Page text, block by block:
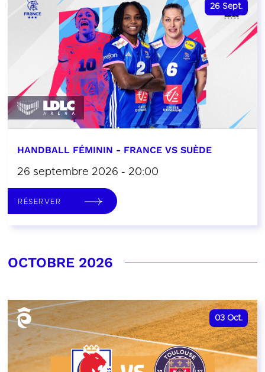
26 Sept.
HANDBALL FÉMININ - FRANCE VS SUÈDE
26 septembre 2026 - 20:00
RÉSERVER
OCTOBRE 2026
03 Oct.